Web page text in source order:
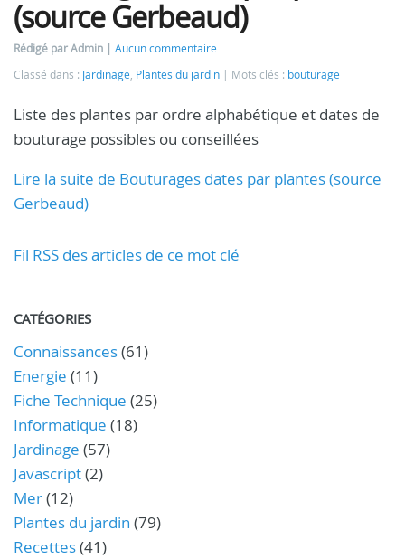
(source Gerbeaud)
Rédigé par Admin
Aucun commentaire
Classé dans : Jardinage Plantes du jardin Mots clés : bouturage
Liste des plantes par ordre alphabétique et dates de
bouturage possibles ou conseillées
Lire la suite de Bouturages dates par plantes (source
Gerbeaud)
Fil RSS des articles de ce mot clé
CATÉGORIES
Connaissances(61)
Energie (11)
Fiche Technique (25)
Informatique (18)
Jardinage (57)
Javascript(2)
Mer(12)
Plantes du jardin (79)
Recettes(41)